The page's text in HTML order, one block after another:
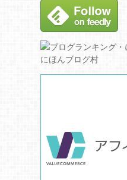
にほんブログ村